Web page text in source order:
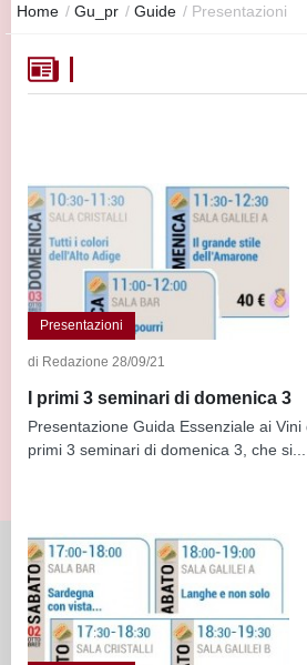
Home / Gu_pr / Guide / Presentazioni
Presentazioni
di Redazione 28/09/21
I primi 3 seminari di domenica 3
Presentazione Guida Essenziale ai
primi 3 seminari di domenica 3, che si...